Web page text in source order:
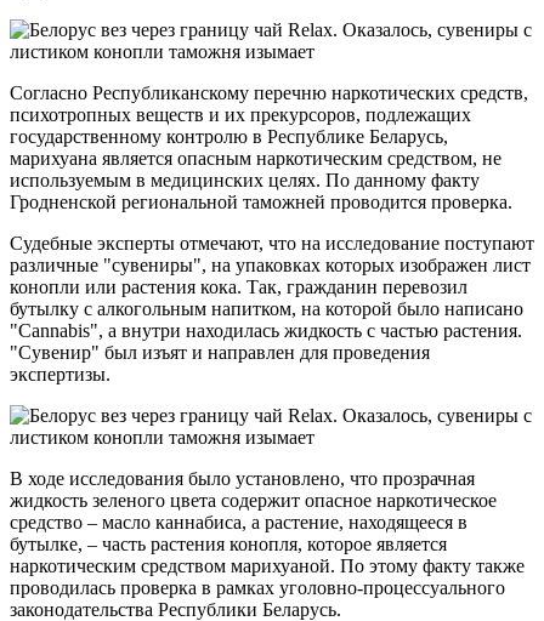
Согласно Республиканскому перечню наркотических средств,
психотропных веществ и их прекурсоров, подлежащих
государственному контролю в Республике Беларусь,
марихуана является опасным наркотическим средством, не
используемым в медицинских целях. По данному факту
Гродненской региональной таможней проводится проверка.
Судебные эксперты отмечают, что на исследование поступают
различные "сувениры", на упаковках которых изображен лист
конопли или растения кока. Так, гражданин перевозил
бутылку с алкогольным напитком, на которой было написано
"Cannabis", а внутри находилась жидкость с частью растения.
"Сувенир" был изъят и направлен для проведения
экспертизы.
В ходе исследования было установлено, что прозрачная
жидкость зеленого цвета содержит опасное наркотическое
средство – масло каннабиса, а растение, находящееся в
бутылке, – часть растения конопля, которое является
наркотическим средством марихуаной. По этому факту также
проводилась проверка в рамках уголовно-процессуального
законодательства Республики Беларусь.